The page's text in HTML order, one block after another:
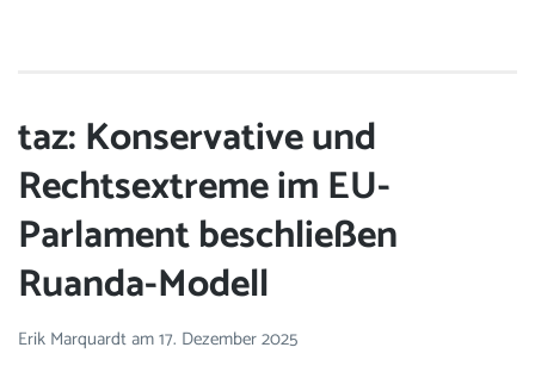
taz: Konservative und
Rechtsextreme im EU-
Parlament beschließen
Ruanda-Modell
Erik Marquardtam17. Dezember 2025